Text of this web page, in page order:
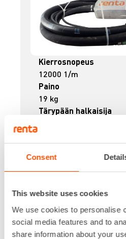
Consent
This website uses cookies
We use cookies to personalise
social media features and to
share information about your
Kierrosnopeus
12000 1/m
Paino
19 kg
Tärypään halkaisija
Täryvoima
5400 N
Seuraavat pv ?
Kuukausi